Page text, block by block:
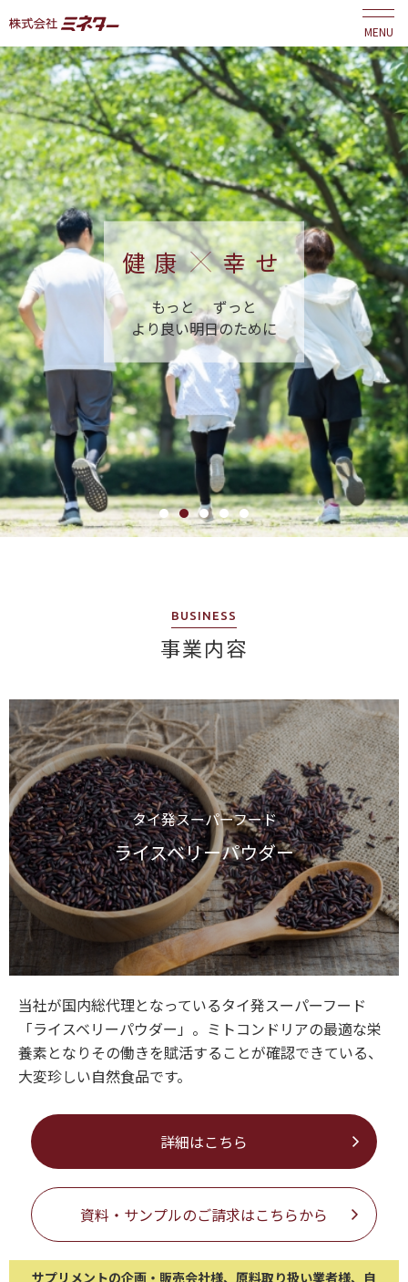
MENU
健康 幸せ
健康 幸せ
もっと
ずっと
より良い明日のために
健康 幸せ
健康 幸せ
健康 幸せ
BUSINESS
事業内容
タイ発スーパーフード
ライスベリーパウダー
当社が国内総代理となっているタイ発スーパーフード
「ライスベリーパウダー」。ミトコンドリアの最適な栄
養素となりその働きを賦活することが確認できている、
大変珍しい自然食品です。
詳細はこちら
資料・サンプルのご請求はこちらから
サプリメントの企画・販売会社様、原料取り扱い業者様、 自